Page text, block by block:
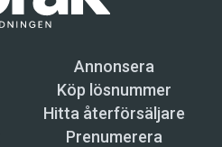
Annonsera
Köp lösnummer
Hitta återförsäljare
Prenumerera